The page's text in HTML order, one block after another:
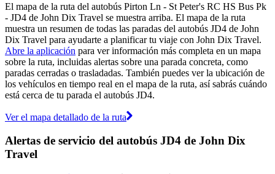
El mapa de la ruta del autobús Pirton Ln - St Peter's RC HS Bus Pk
- JD4 de John Dix Travel se muestra arriba. El mapa de la ruta
muestra un resumen de todas las paradas del autobús JD4 de John
Dix Travel para ayudarte a planificar tu viaje con John Dix Travel.
Abre la aplicación para ver información más completa en un mapa
sobre la ruta, incluidas alertas sobre una parada concreta, como
paradas cerradas o trasladadas. También puedes ver la ubicación de
los vehículos en tiempo real en el mapa de la ruta, así sabrás cuándo
está cerca de tu parada el autobús JD4.
Ver el mapa detallado de la ruta
Alertas de servicio del autobús JD4 de John Dix
Travel